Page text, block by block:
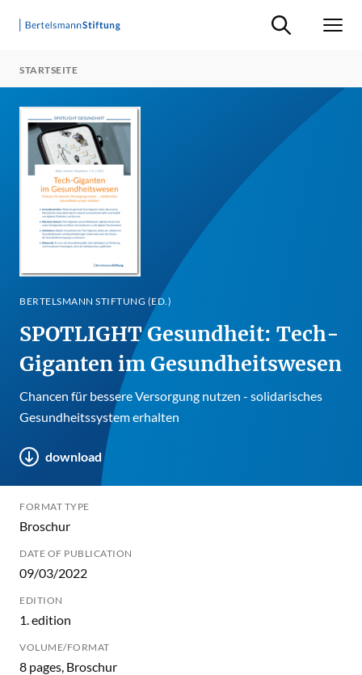
Suche ein-/
STARTSEITE
BERTELSMANN STIFTUNG (ED.)
SPOTLIGHT Gesundheit: Tech-
Giganten im Gesundheitswesen
Chancen für bessere Versorgung nutzen - solidarisches
Gesundheitssystem erhalten
download
FORMAT TYPE
Broschur
DATE OF PUBLICATION
09/03/2022
EDITION
1. edition
VOLUME/FORMAT
8 pages, Broschur